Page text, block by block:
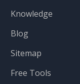
Knowledge
Blog
Sitemap
Free Tools